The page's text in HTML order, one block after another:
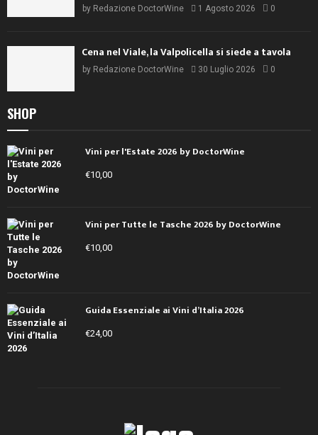
by Redazione DoctorWine 1 Agosto 2026 0
Cena nel Viale, la Valpolicella si siede a tavola
by Redazione DoctorWine 30 Luglio 2026 0
SHOP
Vini per l'Estate 2026 by DoctorWine
€10,00
Vini per Tutte le Tasche 2026 by DoctorWine
€10,00
Guida Essenziale ai Vini d’Italia 2026
€24,00